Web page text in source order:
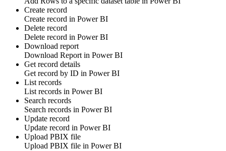
Create record
Create record in Power BI
Delete record
Delete record in Power BI
Download report
Download Report in Power BI
Get record details
Get record by ID in Power BI
List records
List records in Power BI
Search records
Search records in Power BI
Update record
Update record in Power BI
Upload PBIX file
Upload PBIX file in Power BI